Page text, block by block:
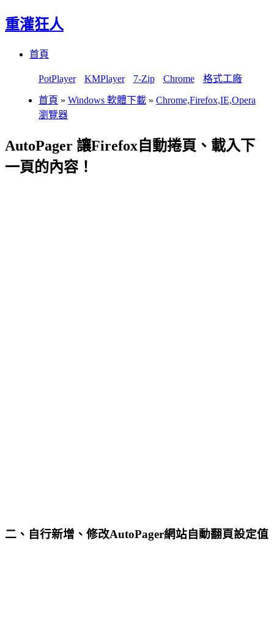
重灌狂人
首頁
PotPlayer KMPlayer 7-Zip Chrome 格式工廠
首頁 » Windows 軟體下載 » Chrome,Firefox,IE,Opera
瀏覽器
AutoPager 讓Firefox自動捲頁、載入下
一頁的內容！
二、自行新增、修改AutoPager網站自動翻頁設定值